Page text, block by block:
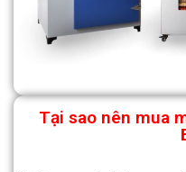
Tại sao nên mua